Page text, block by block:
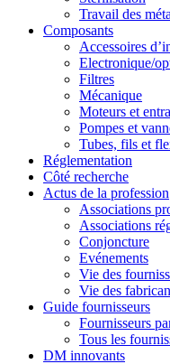
Travail des
Composants
Accessoires
Electronique/
Filtres
Mécanique
Moteurs et
Pompes et
Tubes, fils et
Réglementation
Côté recherche
Actus de la profession
Associations
Associations
Conjoncture
Evénements
Vie des
Vie des
Guide fournisseurs
Fournisseurs
Tous les
DM innovants